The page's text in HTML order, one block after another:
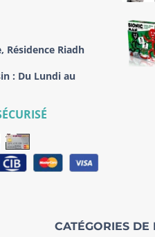
Résidence Riadh
: Du Lundi au
CATÉGORIES DE